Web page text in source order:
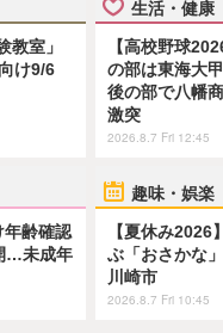
教室」
け9/6
生活・健康
【高校野球
の部は東海大
後の部で八幡
激突
2026.8.7 Fri 12:45
齢確認
…未成年
趣味・娯楽
【夏休み2026
ぶ「おさかな
川崎市
2026.8.7 Fri 10:45